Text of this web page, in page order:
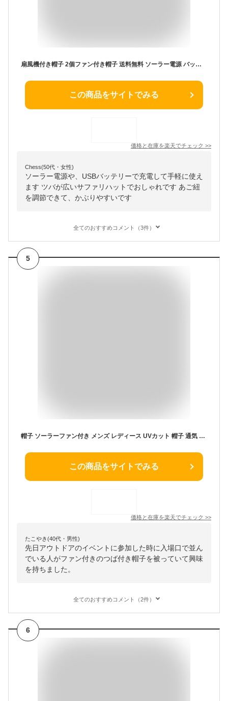
扇風機付き帽子 2個ファン付き帽子 送料無料 ソーラー電源 バッテリー USB充電式 あご紐 アジャスター付き 風量調整可能 ぼうし サファリハット 日差し 日焼け 紫外線 熱中症対策 アウトドア 通気性 日よけ 畑作業 農作業 おしゃれ つば広帽子 登山 ソーラーファン付き 夏
この商品をサイトでみる
価格と在庫を楽天でチェック >>
Chess(50代・女性)
ソーラー電源や、USBバッテリーで充電して手軽に使え
ます ツバが広いサファリハットでおしゃれです あご紐
を調節できて、かぶりやすいです
全てのおすすめコメント（3件）
5
帽子 ソーラーファン付き メンズ レディース UVカット 帽子 通気 速乾 熱中症対策 ひんやりキャップ サファリハット アウトドア 登山 釣り用 360度日除け ハット 折りたたみ 携帯便利 通勤 自転車 遠足 グッズ 防水 サイズ調整可
この商品をサイトでみる
価格と在庫を楽天でチェック >>
たこやき(40代・男性)
先日アウトドアのイベントに参加した時に入場口で並ん
でいる人がファン付きのつば付き帽子を被っていて興味
を持ちました。
全てのおすすめコメント（2件）
6